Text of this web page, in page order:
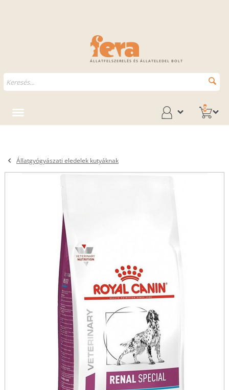
ÁLLATFELSZERELÉS ÉS ÁLLATELEDEL BOLT
0
Állatgyógyászati eledelek kutyáknak